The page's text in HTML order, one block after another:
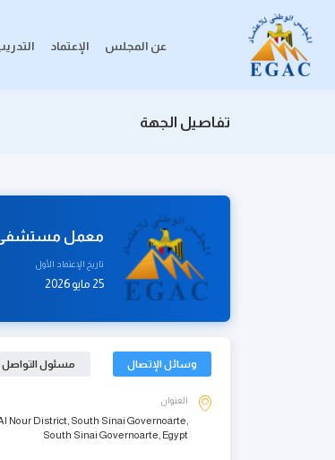
عن المجلس الإعتماد
تفاصيل الجهة
معمل مستشفى
تاريخ الإعتماد الأول
25 مايو 2026
وسائل الإتصال مسئول التواصل
العنوان
Nour District, South Sinai Governoarte,
South Sinai Governoarte, Egypt